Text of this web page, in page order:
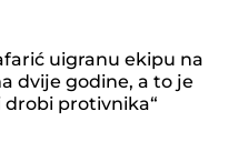
uigranu ekipu na
dvije godine, a to je
drobi protivnika“